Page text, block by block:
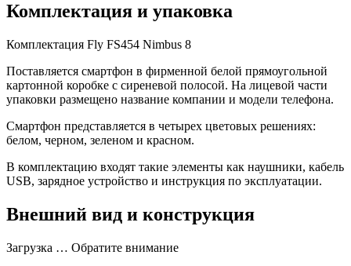
Комплектация и упаковка
Комплектация Fly FS454 Nimbus 8
Поставляется смартфон в фирменной белой прямоугольной
картонной коробке с сиреневой полосой. На лицевой части
упаковки размещено название компании и модели телефона.
Смартфон представляется в четырех цветовых решениях:
белом, черном, зеленом и красном.
В комплектацию входят такие элементы как наушники, кабель
USB, зарядное устройство и инструкция по эксплуатации.
Внешний вид и конструкция
Загрузка … Обратите внимание